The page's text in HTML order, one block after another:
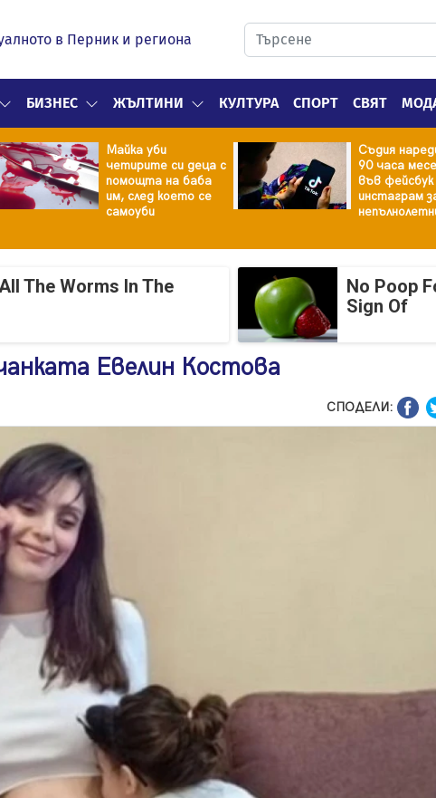
в Перник и региона
БИЗНЕС ЖЪЛТИНИ КУЛТУРА СПОРТ СВЯТ
Майка уби
четирите си деца с
помощта на баба
им, след което се
самоуби
Съдия
90 часа
във фейсбук
инстаграм
The Worms In The
No Poop
Sign Of
Евелин Костова
СПОДЕЛИ: